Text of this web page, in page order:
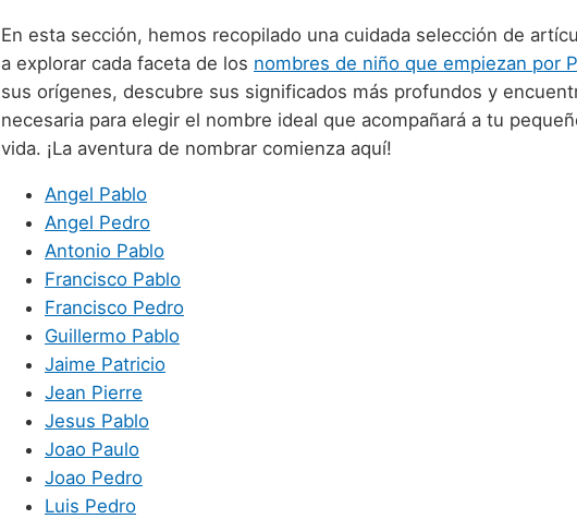
En esta sección, hemos recopilado una cuidada selección de
a explorar cada faceta de los nombres de niño que empiezan por P
sus orígenes, descubre sus significados más profundos y
necesaria para elegir el nombre ideal que acompañará a tu
vida. ¡La aventura de nombrar comienza aquí!
Angel Pablo
Angel Pedro
Antonio Pablo
Francisco Pablo
Francisco Pedro
Guillermo Pablo
Jaime Patricio
Jean Pierre
Jesus Pablo
Joao Paulo
Joao Pedro
Luis Pedro